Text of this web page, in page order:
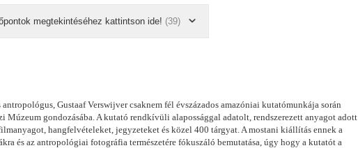
megtekintéséhez kattintson ide! (39)
Gustaaf Verswijver csaknem fél évszázados amazóniai kutatómunkája során
gondozásába. A kutató rendkívüli alapossággal adatolt, rendszerezett anyagot adott
hangfelvételeket, jegyzeteket és közel 400 tárgyat. A mostani kiállítás ennek a
és az antropológiai fotográfia természetére fókuszáló bemutatása, úgy hogy a kutatót a